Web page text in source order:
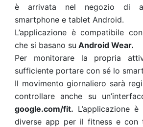
è arrivata nel negozio di
smartphone e tablet Android.
L’applicazione è compatibile
che si basano su Android Wear.
Per monitorare la propria
sufficiente portare con sé lo
Il movimento giornaliero sarà
controllare anche su
google.com/fit. L’applicazione
diverse app per il fitness e con